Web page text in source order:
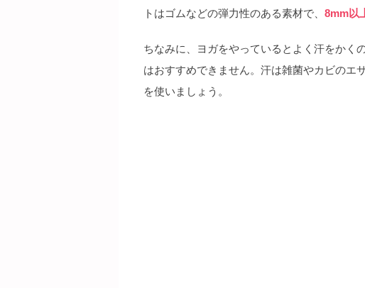
トはゴムなどの弾力性のある素材で、 8mm以
ちなみに、ヨガをやっているとよく汗をかく
はおすすめできません。汗は雑菌やカビのエ
を使いましょう。